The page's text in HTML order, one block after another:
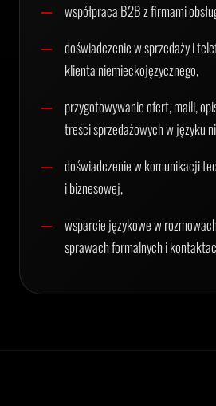
współpraca B2B z firmami
doświadczenie w sprzedaży i
klienta niemieckojęzycznego,
przygotowywanie ofert, maili,
treści sprzedażowych w języku
doświadczenie w komunikacji
i biznesowej,
wsparcie językowe w
sprawach formalnych i